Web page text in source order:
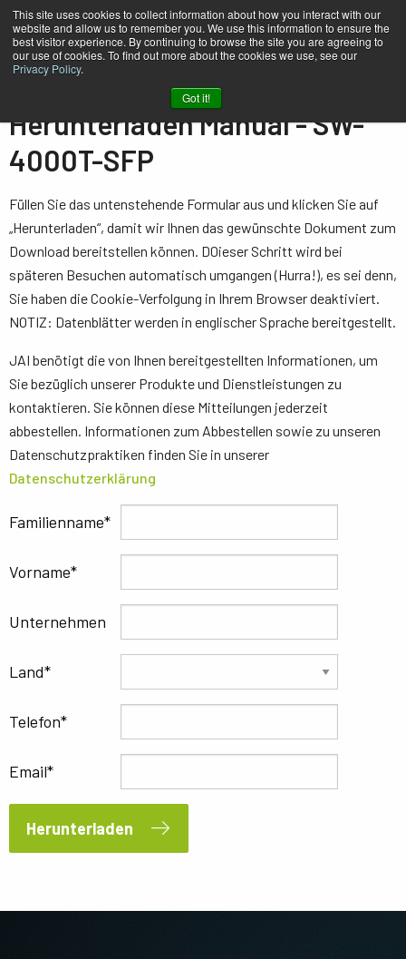
This site uses cookies to collect information about how you interact with our
website and allow us to remember you. We use this information to ensure the
best visitor experience. By continuing to browse the site you are agreeing to
our use of cookies. To find out more about the cookies we use, see our
Privacy Policy.
Got it!
Herunterladen Manual - SW-
4000T-SFP
Füllen Sie das untenstehende Formular aus und klicken Sie auf
„Herunterladen“, damit wir Ihnen das gewünschte Dokument zum
Download bereitstellen können. D0ieser Schritt wird bei
späteren Besuchen automatisch umgangen (Hurra!), es sei denn,
Sie haben die Cookie-Verfolgung in Ihrem Browser deaktiviert.
NOTIZ: Datenblätter werden in englischer Sprache bereitgestellt.
JAI benötigt die von Ihnen bereitgestellten Informationen, um
Sie bezüglich unserer Produkte und Dienstleistungen zu
kontaktieren. Sie können diese Mitteilungen jederzeit
abbestellen. Informationen zum Abbestellen sowie zu unseren
Datenschutzpraktiken finden Sie in unserer
Datenschutzerklärung
Familienname
Vorname
Unternehmen
Land
Telefon
Email
Herunterladen